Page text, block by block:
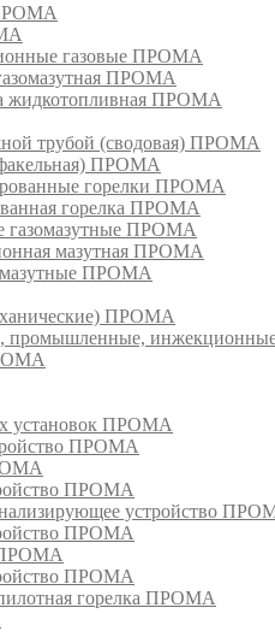
газовые ПРОМА
ПРОМА
жидкотопливная ПРОМА
трубой (сводовая) ПРОМА
ПРОМА
горелки ПРОМА
горелка ПРОМА
газомазутные ПРОМА
мазутная ПРОМА
мазутные ПРОМА
ПРОМА
промышленные,
установок ПРОМА
ПРОМА
ПРОМА
устройство
ПРОМА
ПРОМА
ПРОМА
горелка ПРОМА